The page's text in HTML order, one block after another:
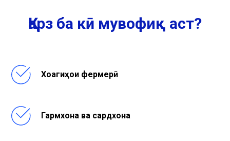
Қарз ба кӣ мувофиқ аст?
Хоҷагиҳои фермерӣ
Гармхона ва сардхона